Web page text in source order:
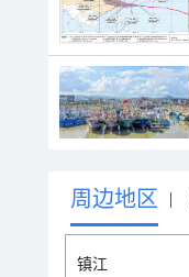
周边地区 |
镇江